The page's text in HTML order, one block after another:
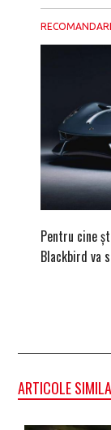
RECOMANDARI
Pentru cine
Blackbird va
ARTICOLE